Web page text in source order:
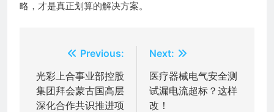
略，才是真正划算的解决方案。
章
导
Previous:
光彩上合事业部控股
集团拜会蒙古国高层
深化合作共识推进项
Next:
医疗器械电气安全测
试漏电流超标？这样
改！